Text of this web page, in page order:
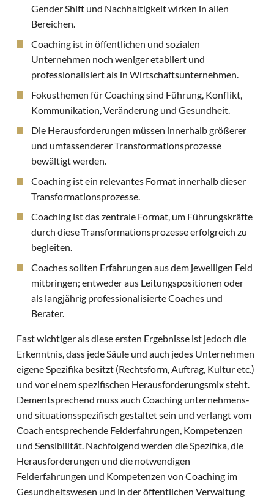
Gender Shift und Nachhaltigkeit wirken in allen
Bereichen.
Coaching ist in öffentlichen und sozialen
Unternehmen noch weniger etabliert und
professionalisiert als in Wirtschaftsunternehmen.
Fokusthemen für Coaching sind Führung, Konflikt,
Kommunikation, Veränderung und Gesundheit.
Die Herausforderungen müssen innerhalb größerer
und umfassenderer Transformationsprozesse
bewältigt werden.
Coaching ist ein relevantes Format innerhalb dieser
Transformationsprozesse.
Coaching ist das zentrale Format, um Führungskräfte
durch diese Transformationsprozesse erfolgreich zu
begleiten.
Coaches sollten Erfahrungen aus dem jeweiligen Feld
mitbringen; entweder aus Leitungspositionen oder
als langjährig professionalisierte Coaches und
Berater.
Fast wichtiger als diese ersten Ergebnisse ist jedoch die
Erkenntnis, dass jede Säule und auch jedes Unternehmen
eigene Spezifika besitzt (Rechtsform, Auftrag, Kultur etc.)
und vor einem spezifischen Herausforderungsmix steht.
Dementsprechend muss auch Coaching unternehmens-
und situationsspezifisch gestaltet sein und verlangt vom
Coach entsprechende Felderfahrungen, Kompetenzen
und Sensibilität. Nachfolgend werden die Spezifika, die
Herausforderungen und die notwendigen
Felderfahrungen und Kompetenzen von Coaching im
Gesundheitswesen und in der öffentlichen Verwaltung